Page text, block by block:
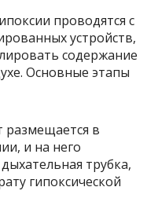
проводятся с
устройств,
содержание
Основные этапы
размещается в
и на него
трубка,
гипоксической